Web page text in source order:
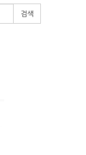
검색